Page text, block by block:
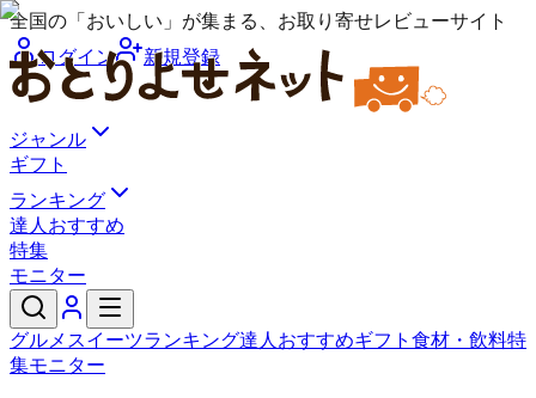
全国の「おいしい」が集まる、お取り寄せレビューサイト
ログイン
新規登録
ジャンル
ギフト
ランキング
達人おすすめ
特集
モニター
グルメ スイーツランキング達人おすすめギフト 食材・飲料特
集モニター